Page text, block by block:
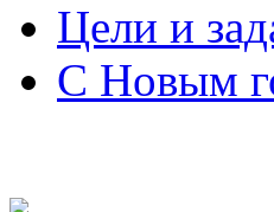
Цели и
С Новым